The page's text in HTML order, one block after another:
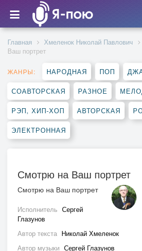
Главная Хмеленок Николай Павлович
Ваш портрет
ЖАНРЫ: НАРОДНАЯ ПОП
СОАВТОРСКАЯ РАЗНОЕ
РЭП, ХИП-ХОП АВТОРСКАЯ
ЭЛЕКТРОННАЯ
Смотрю на Ваш портрет
Смотрю на Ваш портрет
Исполнитель Сергей
Глазунов
Автор текста Николай Хмеленок
Автор музыки Сергей Глазунов